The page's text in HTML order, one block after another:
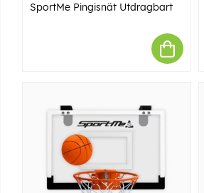
SportMe Pingisnät Utdragbart